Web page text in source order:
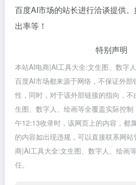
百度AI市场的站长进行洽谈提供
出率等！
特别声明
本站AI电商|AI工具大全:文生图、数字
百度AI市场都来源于网络，不保证外部
性，同时，对于该外部链接的指向，
生图、数字人、绘画等全覆盖实际控
午12:13收录时，该网页上的内容，都
的内容如出现违规，可以直接联系网
商|AI工具大全:文生图、数字人、绘画
任。